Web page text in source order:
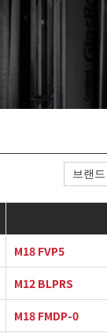
M18 FVP5
M12 BLPRS
M18 FMDP-0